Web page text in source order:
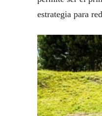
estrategia para